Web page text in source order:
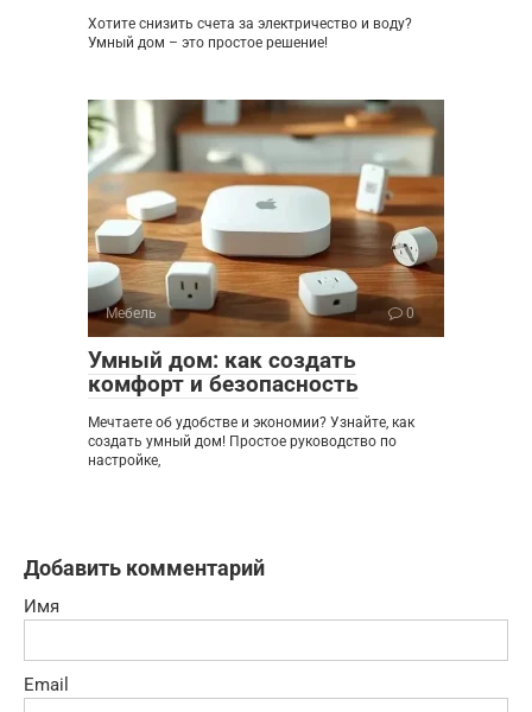
Хотите снизить счета за электричество и воду?
Умный дом – это простое решение!
Мебель 0
Умный дом: как создать
комфорт и безопасность
Мечтаете об удобстве и экономии? Узнайте, как
создать умный дом! Простое руководство по
настройке,
Добавить комментарий
Имя
Email